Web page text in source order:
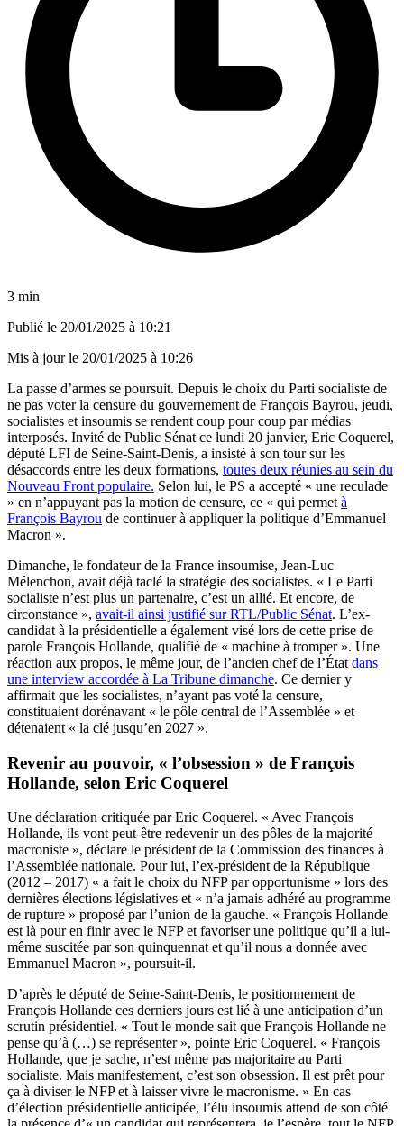
3 min
Publié le 20/01/2025 à 10:21
Mis à jour le 20/01/2025 à 10:26
La passe d’armes se poursuit. Depuis le choix du Parti socialiste de
ne pas voter la censure du gouvernement de François Bayrou, jeudi,
socialistes et insoumis se rendent coup pour coup par médias
interposés. Invité de Public Sénat ce lundi 20 janvier, Eric Coquerel,
député LFI de Seine-Saint-Denis, a insisté à son tour sur les
désaccords entre les deux formations, toutes deux réunies au sein du
Nouveau Front populaire. Selon lui, le PS a accepté « une reculade
» en n’appuyant pas la motion de censure, ce « qui permet à
François Bayrou de continuer à appliquer la politique d’Emmanuel
Macron ».
Dimanche, le fondateur de la France insoumise, Jean-Luc
Mélenchon, avait déjà taclé la stratégie des socialistes. « Le Parti
socialiste n’est plus un partenaire, c’est un allié. Et encore, de
circonstance », avait-il ainsi justifié sur RTL/Public Sénat. L’ex-
candidat à la présidentielle a également visé lors de cette prise de
parole François Hollande, qualifié de « machine à tromper ». Une
réaction aux propos, le même jour, de l’ancien chef de l’État dans
une interview accordée à La Tribune dimanche. Ce dernier y
affirmait que les socialistes, n’ayant pas voté la censure,
constituaient dorénavant « le pôle central de l’Assemblée » et
détenaient « la clé jusqu’en 2027 ».
Revenir au pouvoir, « l’obsession » de François
Hollande, selon Eric Coquerel
Une déclaration critiquée par Eric Coquerel. « Avec François
Hollande, ils vont peut-être redevenir un des pôles de la majorité
macroniste », déclare le président de la Commission des finances à
l’Assemblée nationale. Pour lui, l’ex-président de la République
(2012 – 2017) « a fait le choix du NFP par opportunisme » lors des
dernières élections législatives et « n’a jamais adhéré au programme
de rupture » proposé par l’union de la gauche. « François Hollande
est là pour en finir avec le NFP et favoriser une politique qu’il a lui-
même suscitée par son quinquennat et qu’il nous a donnée avec
Emmanuel Macron », poursuit-il.
D’après le député de Seine-Saint-Denis, le positionnement de
François Hollande ces derniers jours est lié à une anticipation d’un
scrutin présidentiel. « Tout le monde sait que François Hollande ne
pense qu’à (…) se représenter », pointe Eric Coquerel. « François
Hollande, que je sache, n’est même pas majoritaire au Parti
socialiste. Mais manifestement, c’est son obsession. Il est prêt pour
ça à diviser le NFP et à laisser vivre le macronisme. » En cas
d’élection présidentielle anticipée, l’élu insoumis attend de son côté